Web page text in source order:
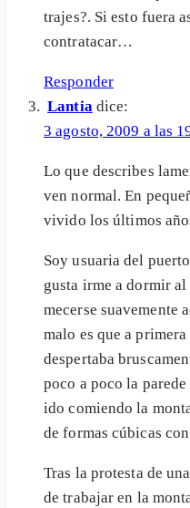
trajes?. Si esto fuera
contratacar…
Responder
Lantia dice:
3 agosto, 2009 a las
Lo que describes
ven normal. En
vivido los últimos
Soy usuaria del
gusta irme a dormir
mecerse suavemente
malo es que a
despertaba
poco a poco la
ido comiendo la
de formas cúbicas
Tras la protesta de
de trabajar en la